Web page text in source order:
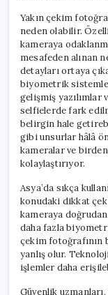
Yakın çekim
neden olabilir.
kameraya
mesafeden alınan
detayları ortaya
biyometrik
gelişmiş yazılımlar
selfielerde fark
belirgin hale
gibi unsurlar hâlâ
kameralar ve
kolaylaştırıyor.
Asya’da sıkça
konudaki dikkat
kameraya
daha fazla
çekim fotoğrafının
yanlış olur.
işlemler daha
Güvenlik